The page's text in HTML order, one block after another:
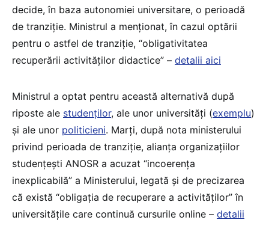
decide, în baza autonomiei universitare, o perioadă
de tranziție. Ministrul a menționat, în cazul optării
pentru o astfel de tranziție, “obligativitatea
recuperării activităților didactice” – detalii aici
Ministrul a optat pentru această alternativă după
riposte ale studenților, ale unor universități (exemplu)
și ale unor politicieni. Marți, după nota ministerului
privind perioada de tranziție, alianța organizațiilor
studențești ANOSR a acuzat “incoerența
inexplicabilă” a Ministerului, legată și de precizarea
că există “obligația de recuperare a activităților” în
universitățile care continuă cursurile online – detalii